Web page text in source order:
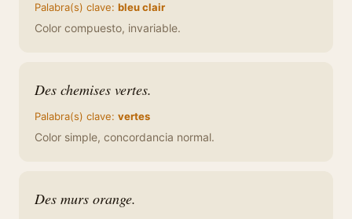
Palabra(s) clave: bleu clair
Color compuesto, invariable.
Des chemises vertes.
Palabra(s) clave: vertes
Color simple, concordancia normal.
Des murs orange.